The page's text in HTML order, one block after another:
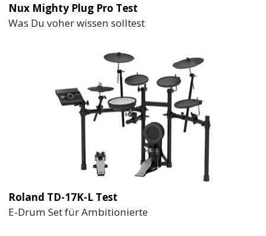
Nux Mighty Plug Pro Test
Was Du voher wissen solltest
Roland TD-17K-L Test
E-Drum Set für Ambitionierte